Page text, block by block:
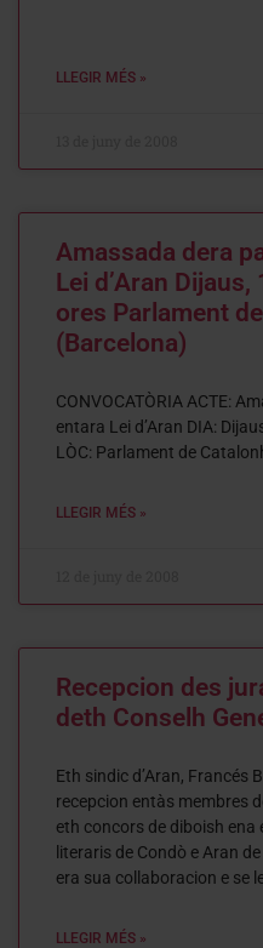
LLEGIR MÉS »
Amassada dera
Lei d’Aran
ores Parlament
(Barcelona)
CONVOCATÒRIA ACTE:
entara Lei d’Aran DIA:
LÒC: Parlament de
LLEGIR MÉS »
Recepcion des
deth Conselh
Eth sindic d’Aran, Francés
recepcion entàs membres
eth concors de diboish ena
literaris de Condò e Aran
era sua collaboracion e se
LLEGIR MÉS »